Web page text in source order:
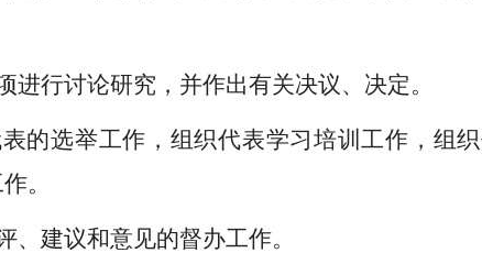
进行讨论研究，并作出有关决议、决定。
的选举工作，组织代表学习培训工作，组
。
、建议和意见的督办工作。